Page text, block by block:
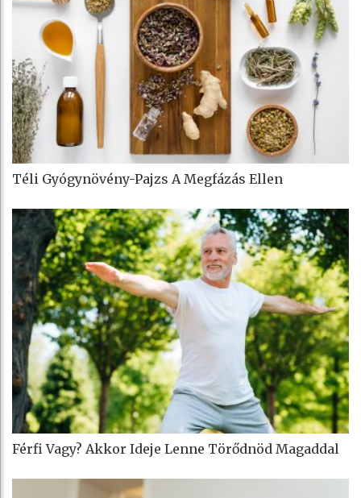
Téli Gyógynövény-Pajzs A Megfázás Ellen
Férfi Vagy? Akkor Ideje Lenne Törődnöd Magaddal